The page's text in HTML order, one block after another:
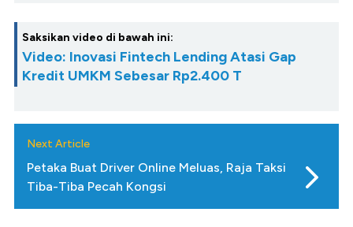
Saksikan video di bawah ini:
Video: Inovasi Fintech Lending Atasi Gap
Kredit UMKM Sebesar Rp2.400 T
Next Article
Petaka Buat Driver Online Meluas, Raja Taksi
Tiba-Tiba Pecah Kongsi